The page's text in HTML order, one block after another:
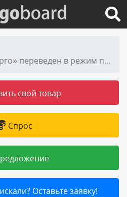
Филиал «Удмуртэнерго» переведен в режим повышенной готовности
свой товар
Спрос
Оставьте заявку!